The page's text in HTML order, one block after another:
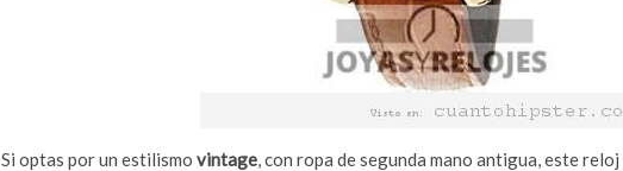
Si optas por un estilismo vintage, con ropa de segunda mano antigua, este